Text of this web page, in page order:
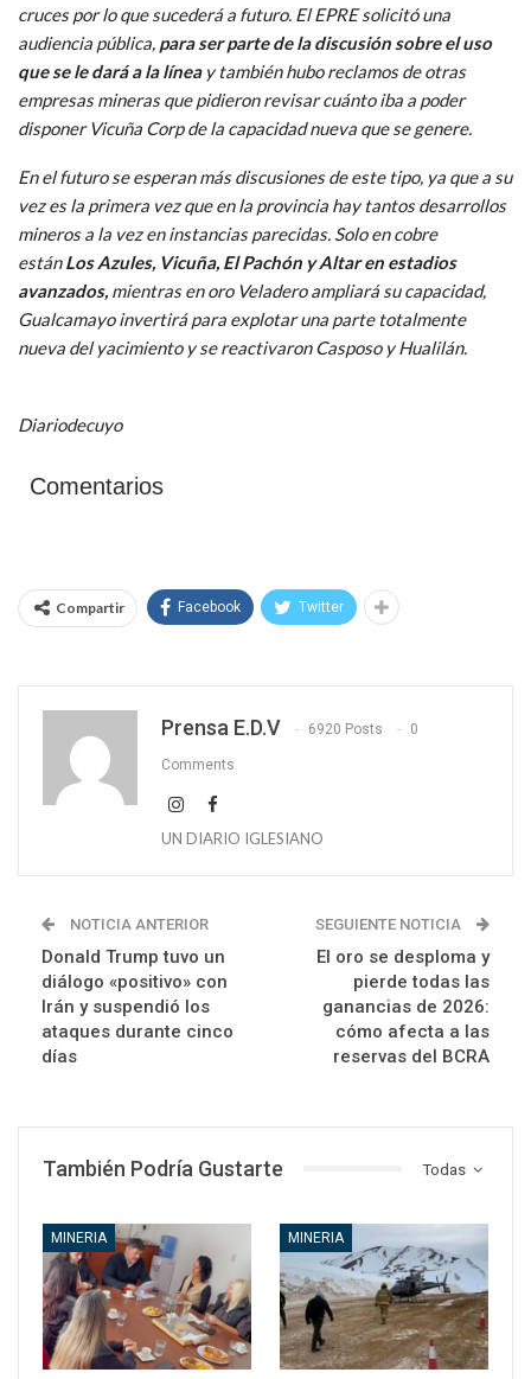
cruces por lo que sucederá a futuro. El EPRE solicitó una
audiencia pública, para ser parte de la discusión sobre el uso
que se le dará a la línea y también hubo reclamos de otras
empresas mineras que pidieron revisar cuánto iba a poder
disponer Vicuña Corp de la capacidad nueva que se genere.
En el futuro se esperan más discusiones de este tipo, ya que a su
vez es la primera vez que en la provincia hay tantos desarrollos
mineros a la vez en instancias parecidas. Solo en cobre
estánLos Azules, Vicuña, El Pachón y Altar en estadios
avanzados, mientras en oro Veladero ampliará su capacidad,
Gualcamayo invertirá para explotar una parte totalmente
nueva del yacimiento y se reactivaron Casposo y Hualilán.
Diariodecuyo
Comentarios
Compartir Facebook Twitter
Prensa E.D.V 6920 Posts 0
Comments
UN DIARIO IGLESIANO
NOTICIA ANTERIOR
Donald Trump tuvo un
diálogo «positivo» con
Irán y suspendió los
ataques durante cinco
días
SEGUIENTE NOTICIA
El oro se desploma y
pierde todas las
ganancias de 2026:
cómo afecta a las
reservas del BCRA
Todas
También Podría Gustarte
MINERIA MINERIA